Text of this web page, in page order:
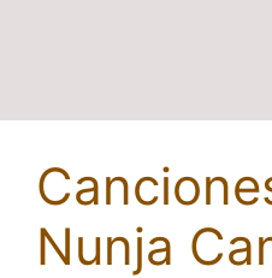
Nunja